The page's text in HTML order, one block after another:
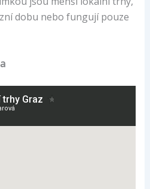
dobu nebo fungují pouze